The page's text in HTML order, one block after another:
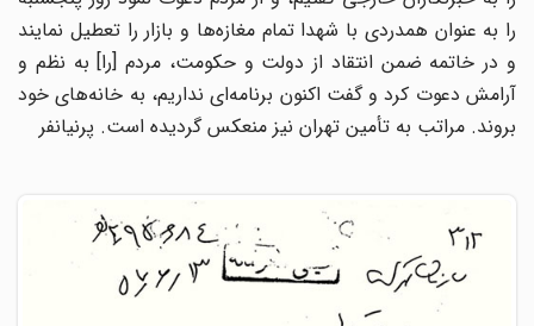
را به عنوان همدردی با شهدا تمام مغازه‌ها و بازار را تعطیل نمایند
و در خاتمه ضمن انتقاد از دولت و حکومت، مردم [را] به نظم و
آرامش دعوت کرد و گفت اکنون برنامه‌ای نداریم، به خانه‌های خود
بروند. مراتب به تأمین تهران نیز منعکس گردیده است. پرنیانفر